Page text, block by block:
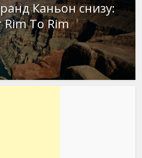
Каньон снизу:
To Rim